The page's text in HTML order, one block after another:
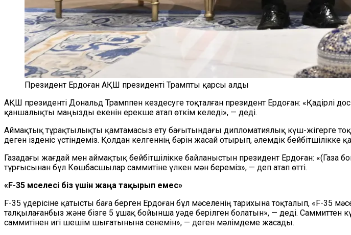
Президент Ердоған АҚШ президенті Трампты қарсы алды
АҚШ президенті Дональд Трамппен кездесуге тоқталған президент Ердоған: «Қадірлі
қаншалықты маңызды екенін ерекше атап өткім келеді», — деді.
Аймақтық тұрақтылықты қамтамасыз ету бағытындағы дипломатиялық күш-жігерге
деген ізденіс үстіндеміз. Қолдан келгеннің бәрін жасай отырып, әлемдік
Газадағы жағдай мен аймақтық бейбітшілікке байланыстын президент Ердоған:
тұрғысынан бұл Көшбасшылар саммитіне үлкен мән береміз», — деп атап өтті.
«F-35 мәселесі біз үшін жаңа тақырып емес»
F-35 үдерісіне қатысты баға берген Ердоған бұл мәселенің тарихына тоқталып, «F-35
талқылағанбыз және бізге 5 ұшақ бойынша уәде берілген болатын», — деді. Саммиттен
саммитінен игі шешім шығатынына сенемін», — деген мәлімдеме жасады.